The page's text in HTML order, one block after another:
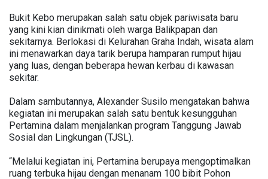
Bukit Kebo merupakan salah satu objek pariwisata baru
yang kini kian dinikmati oleh warga Balikpapan dan
sekitarnya. Berlokasi di Kelurahan Graha Indah, wisata alam
ini menawarkan daya tarik berupa hamparan rumput hijau
yang luas, dengan beberapa hewan kerbau di kawasan
sekitar.
Dalam sambutannya, Alexander Susilo mengatakan bahwa
kegiatan ini merupakan salah satu bentuk kesungguhan
Pertamina dalam menjalankan program Tanggung Jawab
Sosial dan Lingkungan (TJSL).
“Melalui kegiatan ini, Pertamina berupaya mengoptimalkan
ruang terbuka hijau dengan menanam 100 bibit Pohon